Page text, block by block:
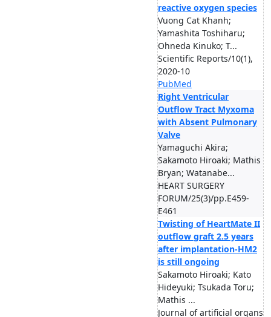
reactive oxygen species
Vuong Cat Khanh;
Yamashita Toshiharu;
Ohneda Kinuko; T...
Scientific Reports/10(1),
2020-10
PubMed
Right Ventricular
Outflow Tract Myxoma
with Absent Pulmonary
Valve
Yamaguchi Akira;
Sakamoto Hiroaki; Mathis
Bryan; Watanabe...
HEART SURGERY
FORUM/25(3)/pp.E459-
E461
Twisting of HeartMate II
outflow graft 2.5 years
after implantation-HM2
is still ongoing
Sakamoto Hiroaki; Kato
Hideyuki; Tsukada Toru;
Mathis ...
Journal of artificial organs